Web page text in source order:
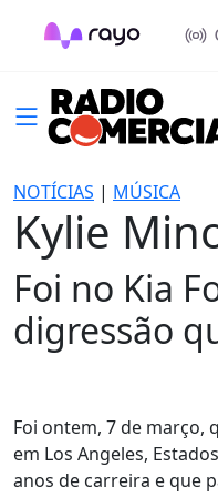
NOTÍCIAS | MÚSICA
Kylie
Foi no Kia
digressão
Foi ontem, 7 de março,
em Los Angeles,
anos de carreira e que